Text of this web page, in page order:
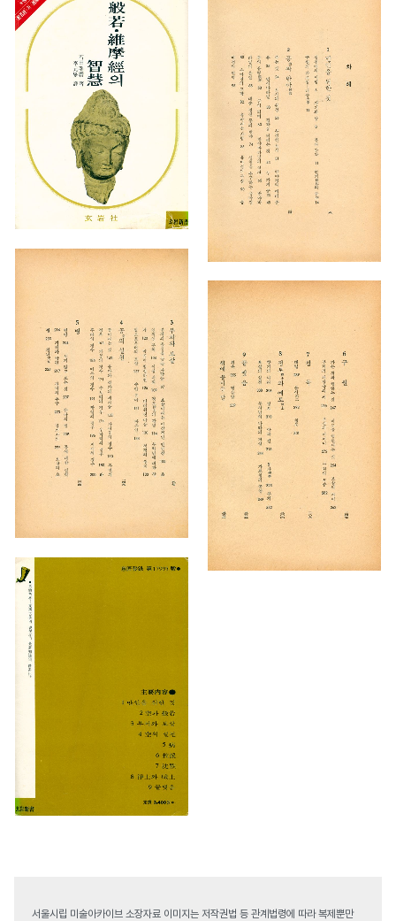
서울시립 미술아카이브 소장자료 이미지는 저작권법 등 관계법령에 따라 복제뿐만